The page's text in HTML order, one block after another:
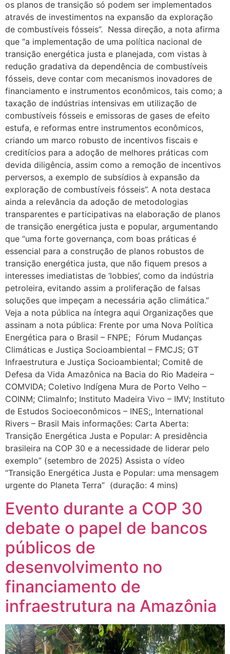
os planos de transição só podem ser implementados
através de investimentos na expansão da exploração
de combustíveis fósseis”. Nessa direção, a nota afirma
que “a implementação de uma política nacional de
transição energética justa e planejada, com vistas à
redução gradativa da dependência de combustíveis
fósseis, deve contar com mecanismos inovadores de
financiamento e instrumentos econômicos, tais como; a
taxação de indústrias intensivas em utilização de
combustíveis fósseis e emissoras de gases de efeito
estufa, e reformas entre instrumentos econômicos,
criando um marco robusto de incentivos fiscais e
creditícios para a adoção de melhores práticas com
devida diligência, assim como a remoção de incentivos
perversos, a exemplo de subsídios à expansão da
exploração de combustíveis fósseis”. A nota destaca
ainda a relevância da adoção de metodologias
transparentes e participativas na elaboração de planos
de transição energética justa e popular, argumentando
que “uma forte governança, com boas práticas é
essencial para a construção de planos robustos de
transição energética justa, que não fiquem presos a
interesses imediatistas de ‘lobbies’, como da indústria
petroleira, evitando assim a proliferação de falsas
soluções que impeçam a necessária ação climática.”
Veja a nota pública na íntegra aqui Organizações que
assinam a nota pública: Frente por uma Nova Política
Energética para o Brasil – FNPE; Fórum Mudanças
Climáticas e Justiça Socioambiental – FMCJS; GT
Infraestrutura e Justiça Socioambiental; Comitê de
Defesa da Vida Amazônica na Bacia do Rio Madeira –
COMVIDA; Coletivo Indígena Mura de Porto Velho –
COINM; ClimaInfo; Instituto Madeira Vivo – IMV; Instituto
de Estudos Socioeconômicos – INES;, International
Rivers – Brasil Mais informações: Carta Aberta:
Transição Energética Justa e Popular: A presidência
brasileira na COP 30 e a necessidade de liderar pelo
exemplo” (setembro de 2025) Assista o vídeo
“Transição Energética Justa e Popular: uma mensagem
urgente do Planeta Terra” (duração: 4 mins)
Evento durante a COP 30
debate o papel de bancos
públicos de
desenvolvimento no
financiamento de
infraestrutura na Amazônia